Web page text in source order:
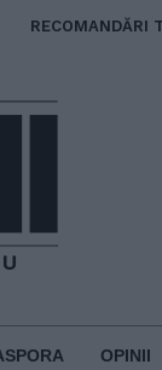
RECOMANDĂRI
OPINII